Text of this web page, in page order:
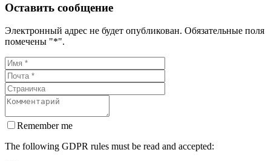
Оставить сообщение
Электронный адрес не будет опубликован. Обязательные поля
помечены "*".
Remember me
The following GDPR rules must be read and accepted: